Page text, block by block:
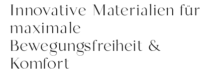
Innovative Materialien für
maximale
Bewegungsfreiheit &
Komfort